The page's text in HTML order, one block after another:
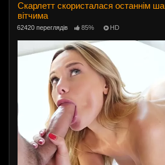
Скарлетт скористалася останнім
вітчима
62420 переглядів 85% HD